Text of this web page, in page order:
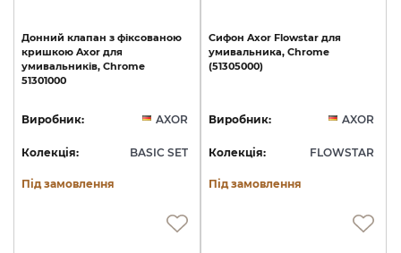
Донний клапан з фіксованою
кришкою Axor для
умивальників, Chrome
51301000
Виробник: AXOR
Колекція: BASIC SET
Під замовлення
Сифон Axor Flowstar для
умивальника, Chrome
(51305000)
Виробник: AXOR
Колекція: FLOWSTAR
Під замовлення